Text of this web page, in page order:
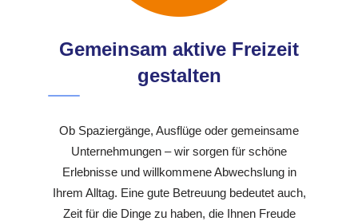
Gemeinsam aktive Freizeit
gestalten
Ob Spaziergänge, Ausflüge oder gemeinsame
Unternehmungen – wir sorgen für schöne
Erlebnisse und willkommene Abwechslung in
Ihrem Alltag. Eine gute Betreuung bedeutet auch,
Zeit für die Dinge zu haben, die Ihnen Freude